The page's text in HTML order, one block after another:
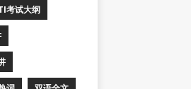
考试大纲